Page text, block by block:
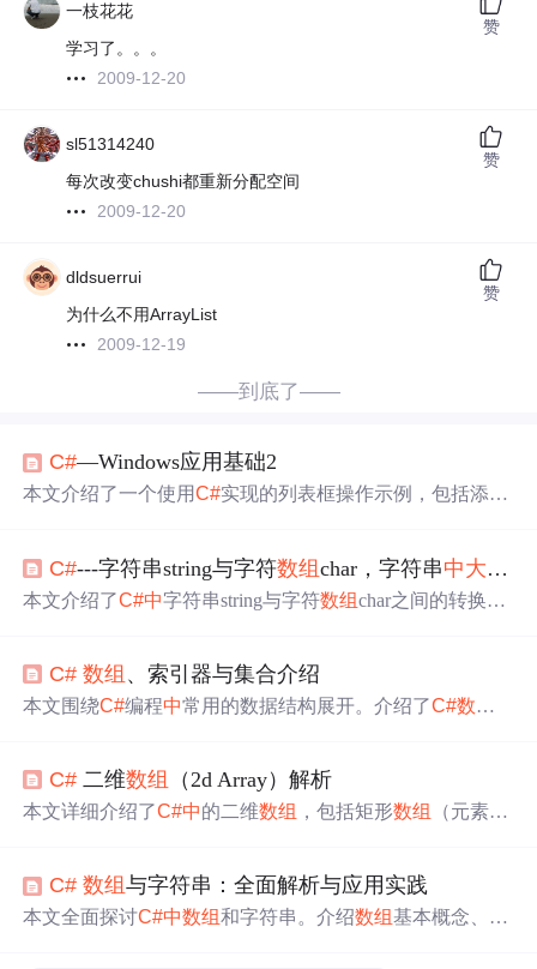
一枝花花
学习了。。。
2009-12-20
赞
sl51314240
每次改变chushi都重新分配空间
2009-12-20
赞
dldsuerrui
为什么不用ArrayList
2009-12-19
赞
——到底了——
C#—Windows应用基础2
本文介绍了一个使用C#实现的列表框操作示例，包括添
动显示内容。
C#---字符串string与字符数组char，字符串中大小
本文介绍了C#中字符串string与字符数组char之间的转换，
建新字符串。此外，还讲解了字符串
小写的实现方法。
C# 数组 、索引器与集合介绍
本文围绕C#编程中常用的数据结构展开。介绍了C#数组
集合，存储空间动态变化，介绍了相关接口及IEnumerabl
e、IEnumerator接口和List、IList。
C# 二维数组 （2d Array）解析
本文详细介绍了C#中的二维数组 ，包括矩形数组
（元素行
实际编程中的应用场景。
C# 数组与字符串：全面解析与应用实践
本文全面探讨C#中数组和字符串。介绍数组基本概念、不